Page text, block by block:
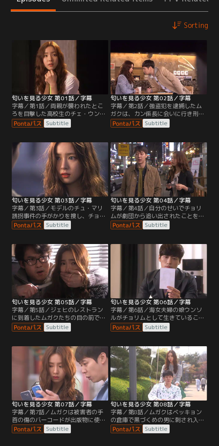
Sorting
匂いを見る少女 第01話／字幕
字幕／第1話／両親が襲われたとこ
ろを目撃した高校生のチェ・ウンソ
ルは犯人から逃げる途中、車にひか
れ昏睡状態に陥る。193日ぶりに昏
いが見えるという不思議な能力が備
わっていた。記憶を失った彼女はウ
ンソルの親の事件を担当していた元
刑事のジェピョにオ・チョリムとい
う名で育てられ芸人を志す明るい女
性に成長していた。
Subtitle
匂いを見る少女 第02話／字幕
字幕／第2話／強盗犯を逮捕したム
ガクは、カン係長に会いに行き刑事
にしてほしいと申し出る。あきれた
カン係長は、ある条件を言い渡す。
ャンスを得たチョリムは、漫才の相
方としてムガクをスカウトする。ま
るで取り合おうとしないムガクに自
分の特殊能力を明かし、捜査に協力
すると交換条件を提示する。
Subtitle
匂いを見る少女 第03話／字幕
字幕／第3話／モデルのチュ・マリ
誘拐事件の手がかりを捜し、チョリ
ムと川沿いを捜査していたムガクは
川の中からマリの車と遺体を見つけ
の新たな被害者だと確信したヨム・
ミは、ムガクに特別捜査班に加わる
よう命じる。さらにジェピョの職場
を訪ね、3年前に殺された海女夫婦
の娘の居場所を聞き出そうとする
が…。
Subtitle
匂いを見る少女 第04話／字幕
字幕／第4話／自分のせいでチョリ
ムが劇団から追い出されたことを知
ったムガクは団長に会いに行き、も
う一度チャンスがほしいと訴える。
な切り傷のある男の死体が公園で発
見される。12カ月に一度というバー
コード連続殺人事件の犯行パターン
が崩れ、捜査は混乱状態に陥る。
Subtitle
匂いを見る少女 第05話／字幕
字幕／第5話／ジェヒのレストラン
に到着したムガクたちの目の前で、
ビルの屋上からシェフが転落。一人
で屋上にいたジェヒが容疑者にされ
ることを知ったジェヒは、ベッキョ
ンにあるものを持ち出してほしいと
頼む。ジェヒを無実だと信じている
チョリムは、ヨモギの匂いを手がか
りに1人で調査を行うのだが、真犯
人に追われるハメに…。
Subtitle
匂いを見る少女 第06話／字幕
字幕／第6話／海女夫婦の娘ウンソ
ルがチョリムとして生きていること
に気づいたベッキョン。彼はチョリ
ム宛てに渡すつもりのない手紙を書
ルへ発つ準備を進める。ところが、
ジェヒから預かったワインボックス
が引越センターに誤送され…。一
方、ムガクはジェヒのレストランを
訪れ、誤って逮捕したことを謝罪す
る。
Subtitle
匂いを見る少女 第07話／字幕
字幕／第7話／ムガクは被害者の手
首の傷のバーコードが出版物に使わ
れるISBNコードだと気付く。コード
を分析し、まだ発見されていない被
Subtitle
匂いを見る少女 第08話／字幕
字幕／第8話／ムガクはベッキョン
の倉庫で黒づくめの男に刺され入院
する。一方、倉庫から2冊の本を回
収したジェヒは、ベッキョンが残し
Subtitle